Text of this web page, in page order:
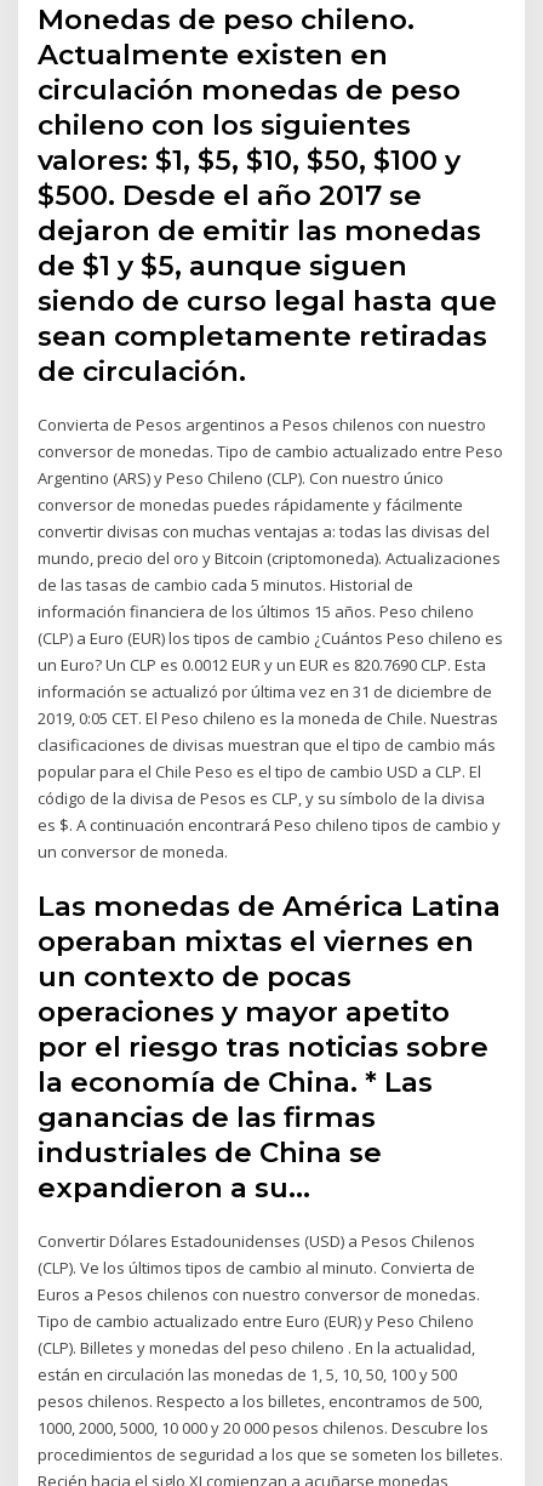
Monedas de peso chileno.
Actualmente existen en
circulación monedas de peso
chileno con los siguientes
valores: $1, $5, $10, $50, $100 y
$500. Desde el año 2017 se
dejaron de emitir las monedas
de $1 y $5, aunque siguen
siendo de curso legal hasta que
sean completamente retiradas
de circulación.
Convierta de Pesos argentinos a Pesos chilenos con nuestro
conversor de monedas. Tipo de cambio actualizado entre Peso
Argentino (ARS) y Peso Chileno (CLP). Con nuestro único
conversor de monedas puedes rápidamente y fácilmente
convertir divisas con muchas ventajas a: todas las divisas del
mundo, precio del oro y Bitcoin (criptomoneda). Actualizaciones
de las tasas de cambio cada 5 minutos. Historial de
información financiera de los últimos 15 años. Peso chileno
(CLP) a Euro (EUR) los tipos de cambio ¿Cuántos Peso chileno es
un Euro? Un CLP es 0.0012 EUR y un EUR es 820.7690 CLP. Esta
información se actualizó por última vez en 31 de diciembre de
2019, 0:05 CET. El Peso chileno es la moneda de Chile. Nuestras
clasificaciones de divisas muestran que el tipo de cambio más
popular para el Chile Peso es el tipo de cambio USD a CLP. El
código de la divisa de Pesos es CLP, y su símbolo de la divisa
es $. A continuación encontrará Peso chileno tipos de cambio y
un conversor de moneda.
Las monedas de América Latina
operaban mixtas el viernes en
un contexto de pocas
operaciones y mayor apetito
por el riesgo tras noticias sobre
la economía de China. * Las
ganancias de las firmas
industriales de China se
expandieron a su…
Convertir Dólares Estadounidenses (USD) a Pesos Chilenos
(CLP). Ve los últimos tipos de cambio al minuto. Convierta de
Euros a Pesos chilenos con nuestro conversor de monedas.
Tipo de cambio actualizado entre Euro (EUR) y Peso Chileno
(CLP). Billetes y monedas del peso chileno . En la actualidad,
están en circulación las monedas de 1, 5, 10, 50, 100 y 500
pesos chilenos. Respecto a los billetes, encontramos de 500,
1000, 2000, 5000, 10 000 y 20 000 pesos chilenos. Descubre los
procedimientos de seguridad a los que se someten los billetes.